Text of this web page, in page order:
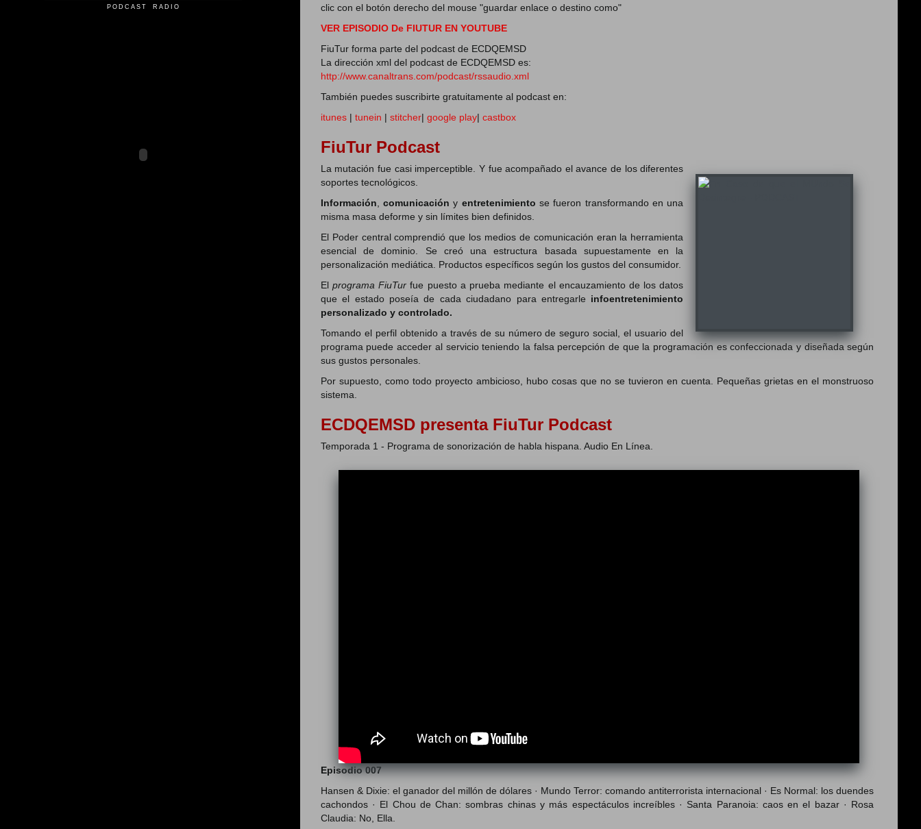
clic con el botón derecho del mouse "guardar enlace o destino como"
VER EPISODIO De FIUTUR EN YOUTUBE
FiuTur forma parte del podcast de ECDQEMSD
La dirección xml del podcast de ECDQEMSD es:
http://www.canaltrans.com/podcast/rssaudio.xml
También puedes suscribirte gratuitamente al podcast en:
itunes | tunein | stitcher| google play| castbox
FiuTur Podcast
La mutación fue casi imperceptible. Y fue acompañado el avance de los diferentes
soportes tecnológicos.
Información ,comunicación y entretenimiento se fueron transformando en una
misma masa deforme y sin límites bien definidos.
El Poder central comprendió que los medios de comunicación eran la herramienta
esencial de dominio. Se creó una estructura basada supuestamente en la
personalización mediática. Productos específicos según los gustos del consumidor.
Elprograma FiuTur fue puesto a prueba mediante el encauzamiento de los datos
que el estado poseía de cada ciudadano para entregarle infoentretenimiento
personalizado y controlado.
Tomando el perfil obtenido a través de su número de seguro social, el usuario del
programa puede acceder al servicio teniendo la falsa percepción de que la programación es confeccionada y diseñada según
sus gustos personales.
Por supuesto, como todo proyecto ambicioso, hubo cosas que no se tuvieron en cuenta. Pequeñas grietas en el monstruoso
sistema.
ECDQEMSD presenta FiuTur Podcast
Temporada 1 - Programa de sonorización de habla hispana. Audio En Línea.
Episodio 007
Hansen & Dixie: el ganador del millón de dólares · Mundo Terror: comando antiterrorista internacional · Es Normal: los duendes
cachondos · El Chou de Chan: sombras chinas y más espectáculos increíbles · Santa Paranoia: caos en el bazar · Rosa
Claudia: No, Ella.
PODCAST RADIO